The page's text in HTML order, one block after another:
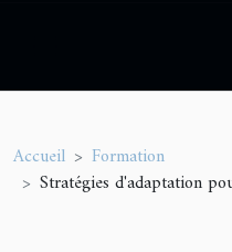
Accueil
Formation
Stratégies d'adaptation